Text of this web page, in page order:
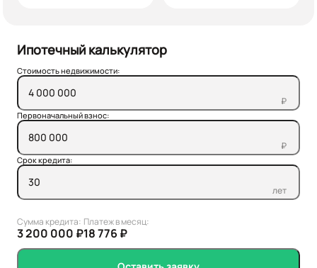
Ипотечный калькулятор
Стоимость недвижимости:
₽
Первоначальный взнос:
₽
Срок кредита:
лет
Сумма кредита:
3 200 000 ₽
Платеж в месяц:
18 776 ₽